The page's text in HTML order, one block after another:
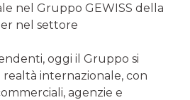
nel Gruppo GEWISS della
nel settore
oggi il Gruppo si
internazionale, con
agenzie e